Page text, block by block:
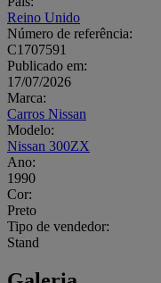
Reino Unido
Número de referência:
C1707591
Publicado em:
17/07/2026
Marca:
Carros Nissan
Modelo:
Nissan 300ZX
Ano:
1990
Cor:
Preto
Tipo de vendedor:
Stand